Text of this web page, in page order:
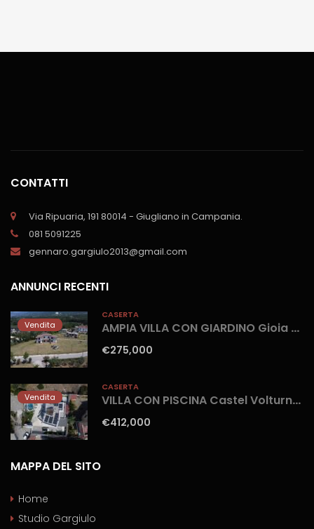
CONTATTI
Via Ripuaria, 191 80014 - Giugliano in Campania.
081 5091225
gennaro.gargiulo2013@gmail.com
ANNUNCI RECENTI
Vendita
CASERTA
AMPIA VILLA CON GIARDINO Gioia Sannitica
€275,000
Vendita
CASERTA
VILLA CON PISCINA Castel Volturno-Parco Europa
€412,000
MAPPA DEL SITO
Home
Studio Gargiulo